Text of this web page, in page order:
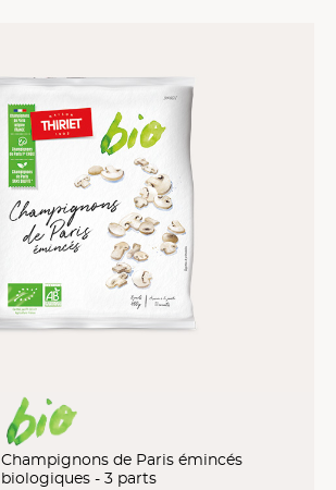
Champignons de Paris émincés
biologiques - 3 parts